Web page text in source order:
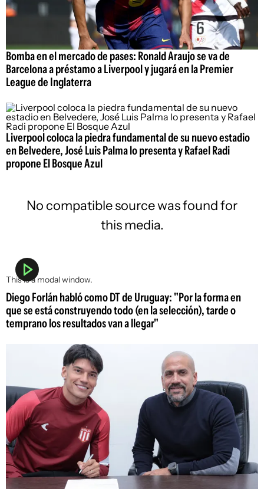
Bomba en el mercado de pases: Ronald Araujo se va de
Barcelona a préstamo a Liverpool y jugará en la Premier
League de Inglaterra
Liverpool coloca la piedra fundamental de su nuevo estadio
en Belvedere, José Luis Palma lo presenta y Rafael Radi
propone El Bosque Azul
This is a modal window.
No compatible source was found for
this media.
Diego Forlán habló como DT de Uruguay: "Por la forma en
que se está construyendo todo (en la selección), tarde o
temprano los resultados van a llegar"